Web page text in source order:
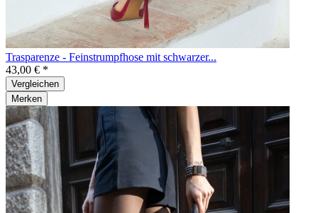
Trasparenze - Feinstrumpfhose mit schwarzer...
43,00 € *
Vergleichen
Merken